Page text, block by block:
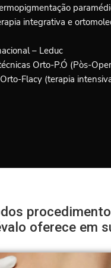
integrativa e
– Leduc
Orto-P.Ó (Pòs-
Flacy (terapia
oferece em